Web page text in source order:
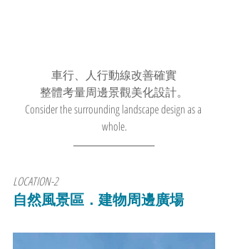
車行、人行動線改善確實
整體考量周邊景觀美化設計。
Consider the surrounding landscape design as a
whole.
LOCATION-2
自然風景區．建物周邊廣場